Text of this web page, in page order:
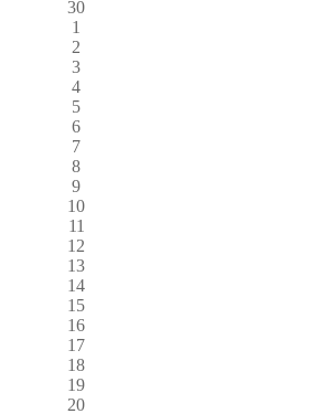
30
1
2
3
4
5
6
7
8
9
10
11
12
13
14
15
16
17
18
19
20